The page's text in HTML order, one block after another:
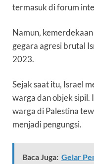
termasuk di forum
Namun,
gegara agresi brutal
2023.
Sejak saat itu, Israel
warga dan objek
warga di Palestina
menjadi pengungsi.
Baca Juga: Gelar